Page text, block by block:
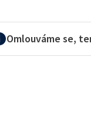
Omlouváme se,